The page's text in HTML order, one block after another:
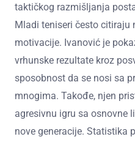
taktičkog razmišljanja
Mladi teniseri često citiraju
motivacije. Ivanović je
vrhunske rezultate kroz
sposobnost da se nosi sa
mnogima. Takođe, njen
agresivnu igru sa osnovne
nove generacije. Statistika